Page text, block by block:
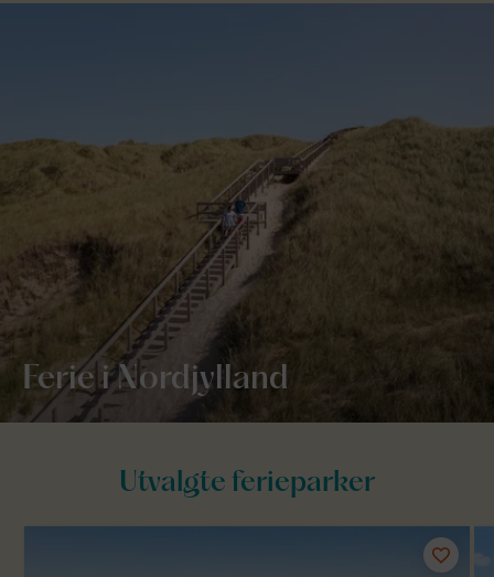
Ferie i Nordjylland